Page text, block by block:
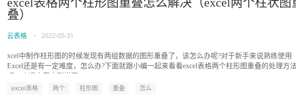
叠）
云表格 • 2022-05-31
xcel中制作柱形图的时候发现有两组数据的图形重叠了，该怎么办呢?对于新手来说熟练使用
Excel还是有一定难度，怎么办?下面就跟小编一起来看看excel表格两个柱形图重叠的处理方
excel表格 两个 柱形图 重叠 怎么